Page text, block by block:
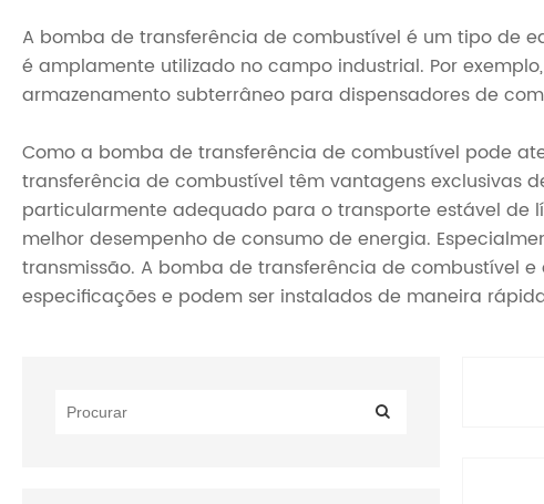
A bomba de transferência de combustível é um tipo de
é amplamente utilizado no campo industrial. Por
armazenamento subterrâneo para dispensadores de
Como a bomba de transferência de combustível pode
transferência de combustível têm vantagens exclusivas
particularmente adequado para o transporte estável de
melhor desempenho de consumo de energia.
transmissão. A bomba de transferência de combustível
especificações e podem ser instalados de maneira